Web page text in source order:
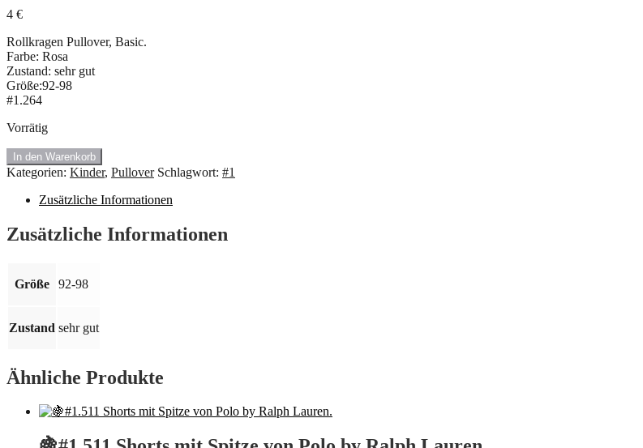
4 €
Rollkragen Pullover, Basic.
Farbe: Rosa
Zustand: sehr gut
Größe:92-98
#1.264
Vorrätig
#1.264
Rollkragen
Pullover.
Größe:
🍇
Menge
In den Warenkorb
Kategorien: Kinder, Pullover Schlagwort: #1
Zusätzliche Informationen
Zusätzliche Informationen
Größe 92-98
Zustand sehr gut
Ähnliche Produkte